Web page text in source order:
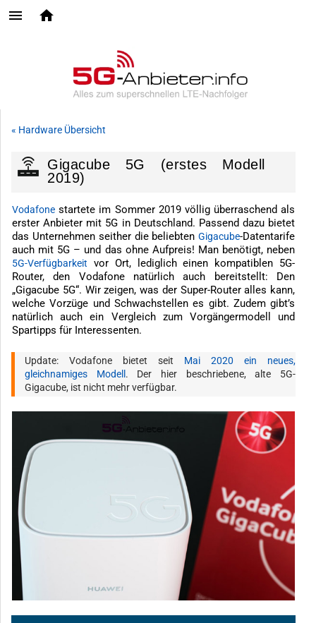
« Hardware Übersicht
Gigacube 5G (erstes Modell
2019)
Vodafone startete im Sommer 2019 völlig überraschend als
erster Anbieter mit 5G in Deutschland. Passend dazu bietet
das Unternehmen seither die beliebtenGigacube-Datentarife
auch mit 5G – und das ohne Aufpreis! Man benötigt, neben
5G-Verfügbarkeit
vor Ort, lediglich einen kompatiblen 5G-
Router, den Vodafone natürlich auch bereitstellt: Den
„Gigacube 5G“. Wir zeigen, was der Super-Router alles kann,
welche Vorzüge und Schwachstellen es gibt. Zudem gibt’s
natürlich auch ein Vergleich zum Vorgängermodell und
Spartipps für Interessenten.
Update: Vodafone bietet seit Mai 2020 ein neues,
gleichnamiges Modell . Der hier beschriebene, alte 5G-
Gigacube, ist nicht mehr verfügbar.